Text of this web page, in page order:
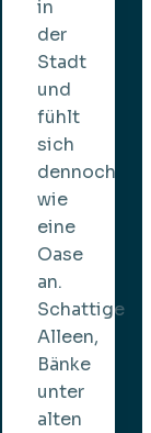
in
der
Stadt
und
fühlt
sich
dennoch
wie
eine
Oase
an.
Schattige
Alleen,
Bänke
unter
alten